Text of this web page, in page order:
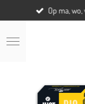
direct
naar
de
Op ma,